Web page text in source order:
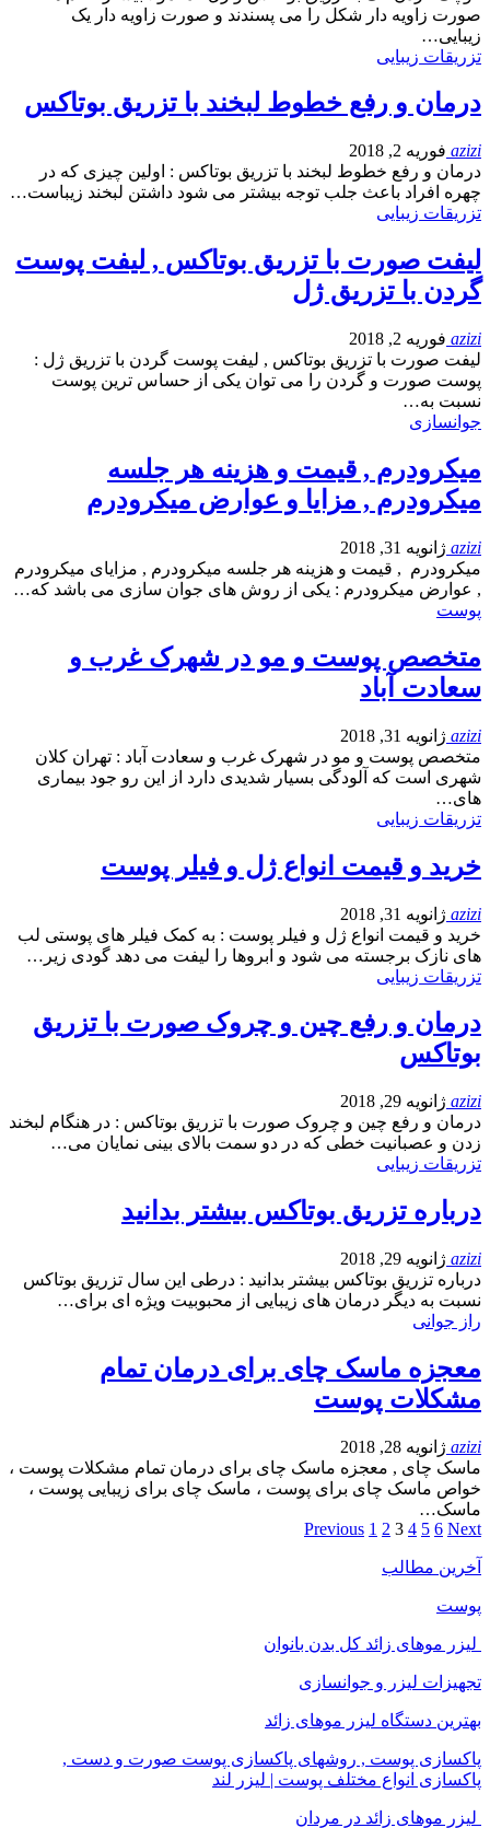
صورت زاویه دار شکل را می پسندند و صورت زاویه دار یک
زیبایی…
تزریقات زیبایی
درمان و رفع خطوط لبخند با تزریق بوتاکس
azizi فوریه 2, 2018
درمان و رفع خطوط لبخند با تزریق بوتاکس : اولین چیزی که در
چهره افراد باعث جلب توجه بیشتر می شود داشتن لبخند زیباست…
تزریقات زیبایی
لیفت صورت با تزریق بوتاکس , لیفت پوست
گردن با تزریق ژل
azizi فوریه 2, 2018
لیفت صورت با تزریق بوتاکس , لیفت پوست گردن با تزریق ژل :
پوست صورت و گردن را می توان یکی از حساس ترین پوست
نسبت به…
جوانسازی
میکرودرم , قیمت و هزینه هر جلسه
میکرودرم , مزایا و عوارض میکرودرم
azizi ژانویه 31, 2018
میکرودرم , قیمت و هزینه هر جلسه میکرودرم , مزایای میکرودرم
, عوارض میکرودرم : یکی از روش های جوان سازی می باشد که…
پوست
متخصص پوست و مو در شهرک غرب و
سعادت آباد
azizi ژانویه 31, 2018
متخصص پوست و مو در شهرک غرب و سعادت آباد : تهران کلان
شهری است که آلودگی بسیار شدیدی دارد از این رو جود بیماری
های…
تزریقات زیبایی
خرید و قیمت انواع ژل و فیلر پوست
azizi ژانویه 31, 2018
خرید و قیمت انواع ژل و فیلر پوست : به کمک فیلر های پوستی لب
های نازک برجسته می شود و ابروها را لیفت می دهد گودی زیر…
تزریقات زیبایی
درمان و رفع چین و چروک صورت با تزریق
بوتاکس
azizi ژانویه 29, 2018
درمان و رفع چین و چروک صورت با تزریق بوتاکس : در هنگام لبخند
زدن و عصبانیت خطی که در دو سمت بالای بینی نمایان می…
تزریقات زیبایی
درباره تزریق بوتاکس بیشتر بدانید
azizi ژانویه 29, 2018
درباره تزریق بوتاکس بیشتر بدانید : درطی این سال تزریق بوتاکس
نسبت به دیگر درمان های زیبایی از محبوبیت ویژه ای برای…
راز جوانی
معجزه ماسک چای برای درمان تمام
مشکلات پوست
azizi ژانویه 28, 2018
ماسک چای , معجزه ماسک چای برای درمان تمام مشکلات پوست ،
خواص ماسک چای برای پوست ، ماسک چای برای زیبایی پوست ،
ماسک…
Previous 1 2 3 4 5 6 Next
آخرین مطالب
پوست
لیزر موهای زائد کل بدن بانوان
تجهیزات لیزر و جوانسازی
بهترین دستگاه لیزر موهای زائد
پاکسازی پوست , روشهای پاکسازی پوست صورت و دست ,
پاکسازی انواع مختلف پوست | لیزر لند
لیزر موهای زائد در مردان